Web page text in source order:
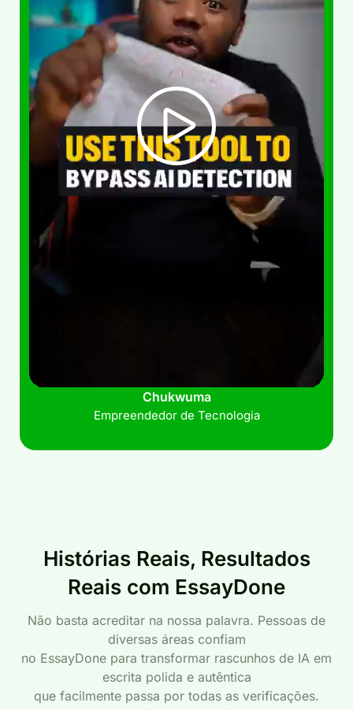
Chukwuma
Empreendedor de Tecnologia
Histórias Reais, Resultados
Reais com EssayDone
Não basta acreditar na nossa palavra. Pessoas de
diversas áreas confiam
no EssayDone para transformar rascunhos de IA em
escrita polida e autêntica
que facilmente passa por todas as verificações.